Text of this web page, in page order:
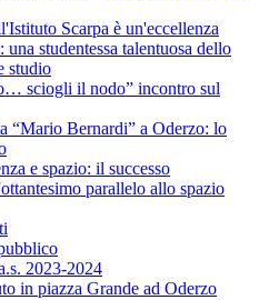
Scarpa è un'eccellenza
studentessa talentuosa dello
studio
sciogli il nodo” incontro sul
“Mario Bernardi” a Oderzo: lo
e spazio: il successo
parallelo allo spazio
2023-2024
in piazza Grande ad Oderzo